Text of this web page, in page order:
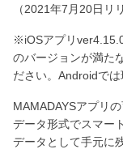
（2021年7月20日リ
※iOSアプリ
のバージョンが満た
ださい。Androidでは
MAMADAYSアプリ
データ形式でスマー
データとして手元に